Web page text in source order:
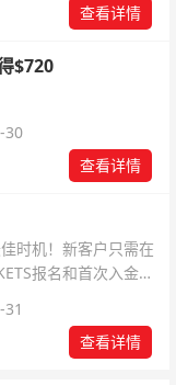
查看详情
$720
30
查看详情
时机！新客户只需在
报名和首次入金即
查看详情